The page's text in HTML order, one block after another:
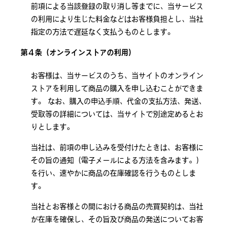
前項による当該登録の取り消し等までに、当サービス
の利用により生じた料金などはお客様負担とし、当社
指定の方法で遅延なく支払うものとします。
第４条（オンラインストアの利用）
お客様は、当サービスのうち、当サイトのオンライン
ストアを利用して商品の購入を申し込むことができま
す。 なお、購入の申込手順、代金の支払方法、発送、
受取等の詳細については、当サイトで別途定めるとお
りとします。
当社は、前項の申し込みを受付けたときは、お客様に
その旨の通知（電子メールによる方法を含みます。）
を行い、速やかに商品の在庫確認を行うものとしま
す。
当社とお客様との間における商品の売買契約は、当社
が在庫を確保し、その旨及び商品の発送についてお客